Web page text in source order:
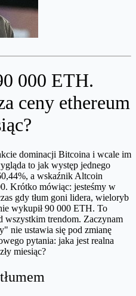
000 ETH.
ceny ethereum
dominacji Bitcoina i wcale im
to jak występ jednego
a wskaźnik Altcoin
Krótko mówiąc: jesteśmy w
gdy tłum goni lidera, wieloryb
wykupił 90 000 ETH. To
wszystkim trendom. Zaczynam
nie ustawia się pod zmianę
pytania: jaka jest realna
miesiąc?